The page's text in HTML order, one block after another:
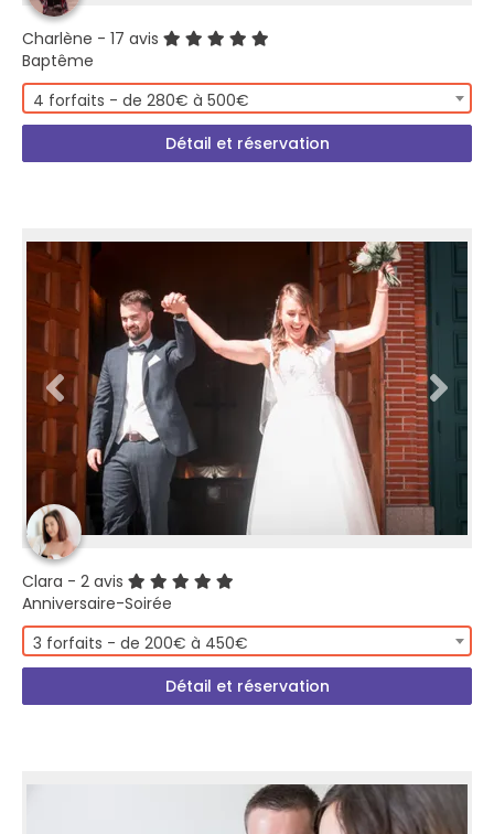
Charlène - 17 avis
Baptême
4 forfaits - de 280€ à 500€
Détail et réservation
Clara - 2 avis
Anniversaire-Soirée
3 forfaits - de 200€ à 450€
Détail et réservation